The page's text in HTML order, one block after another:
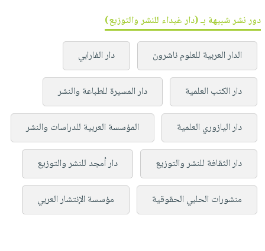
دور نشر شبيهة بـ (دار غيداء للنشر والتوزيع)
الدار العربية للعلوم ناشرون دار الفارابي
دار الكتب العلمية دار المسيرة للطباعة والنشر
دار اليازوري العلمية المؤسسة العربية للدراسات والنشر
دار الثقافة للنشر والتوزيع دار أمجد للنشر والتوزيع
منشورات الحلبي الحقوقية مؤسسة الإنتشار العربي